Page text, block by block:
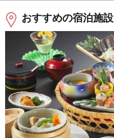
おすすめの宿泊施設